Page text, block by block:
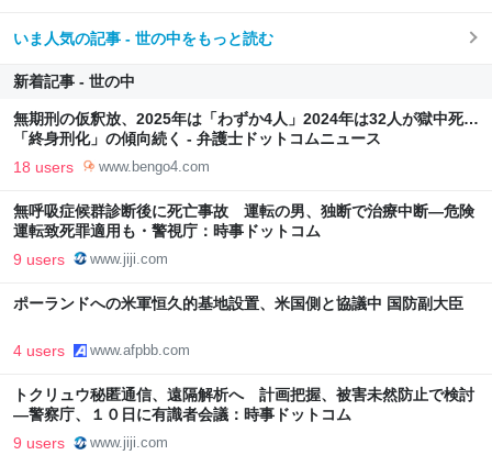
いま人気の記事 - 世の中をもっと読む
新着記事 - 世の中
無期刑の仮釈放、2025年は「わずか4人」2024年は32人が獄中死…
「終身刑化」の傾向続く - 弁護士ドットコムニュース
18 users www.bengo4.com
無呼吸症候群診断後に死亡事故 運転の男、独断で治療中断―危険
運転致死罪適用も・警視庁：時事ドットコム
9 users www.jiji.com
ポーランドへの米軍恒久的基地設置、米国側と協議中 国防副大臣
4 users www.afpbb.com
トクリュウ秘匿通信、遠隔解析へ 計画把握、被害未然防止で検討
―警察庁、１０日に有識者会議：時事ドットコム
9 users www.jiji.com